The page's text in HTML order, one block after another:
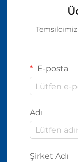
E-posta
Adı
Şirket Adı